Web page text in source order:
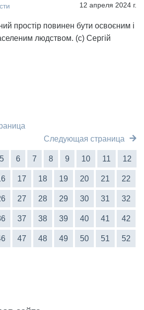
12 апреля 2024 г.
простір повинен бути освоєним і
людством. (с) Сергій
Следующая страница
5 6 7 8 9 10 11 12
17 18 19 20 21 22
27 28 29 30 31 32
37 38 39 40 41 42
47 48 49 50 51 52